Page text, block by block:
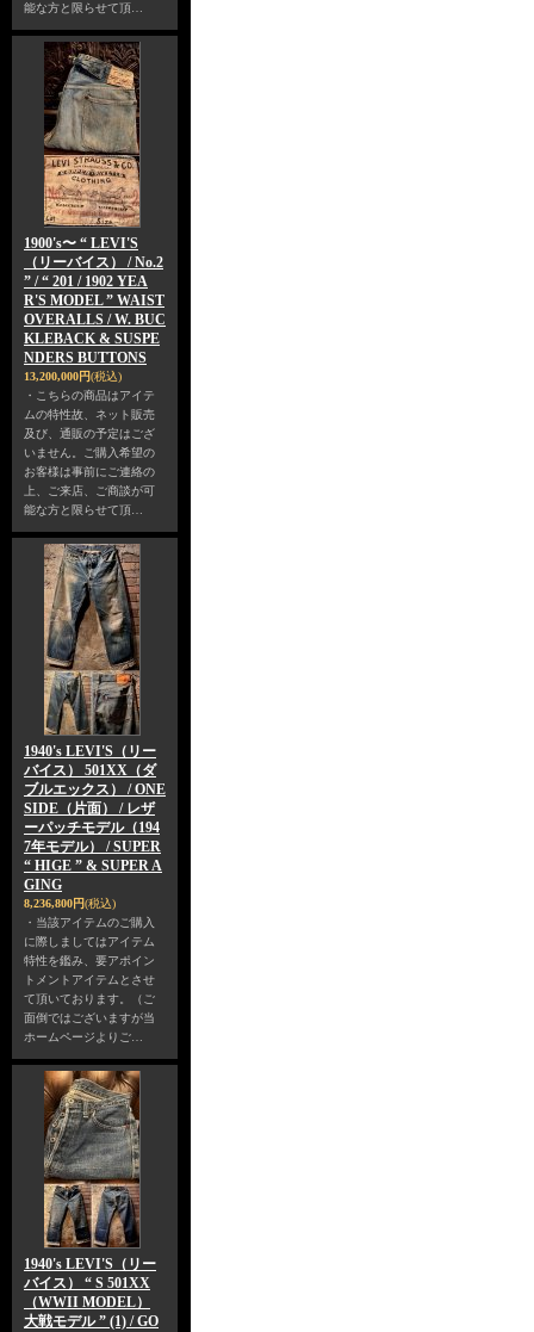
能な方と限らせて頂…
1900's〜 “ LEVI'S
（リーバイス） / No.2
” / “ 201 / 1902 YEA
R'S MODEL ” WAIST
OVERALLS / W. BUC
KLEBACK & SUSPE
NDERS BUTTONS
13,200,000円(税込)
・こちらの商品はアイテ
ムの特性故、ネット販売
及び、通販の予定はござ
いません。ご購入希望の
お客様は事前にご連絡の
上、ご来店、ご商談が可
能な方と限らせて頂…
1940's LEVI'S（リー
バイス） 501XX（ダ
ブルエックス） / ONE
SIDE（片面） / レザ
ーパッチモデル（194
7年モデル） / SUPER
“ HIGE ” & SUPER A
GING
8,236,800円(税込)
・当該アイテムのご購入
に際しましてはアイテム
特性を鑑み、要アポイン
トメントアイテムとさせ
て頂いております。（ご
面倒ではございますが当
ホームページよりご…
1940's LEVI'S（リー
バイス） “ S 501XX
（WWII MODEL）
大戦モデル ” (1) / GO